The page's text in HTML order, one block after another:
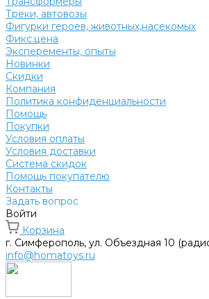
Треки, автовозы
Фигурки героев, животных,насекомых
Фикс.цена
Эксперементы, опыты
Новинки
Скидки
Компания
Политика конфиденциальности
Помощь
Покупки
Условия оплаты
Условия доставки
Система скидок
Помощь покупателю
Контакты
Задать вопрос
Войти
Корзина
г. Симферополь, ул. Объездная 10
info@homatoys.ru